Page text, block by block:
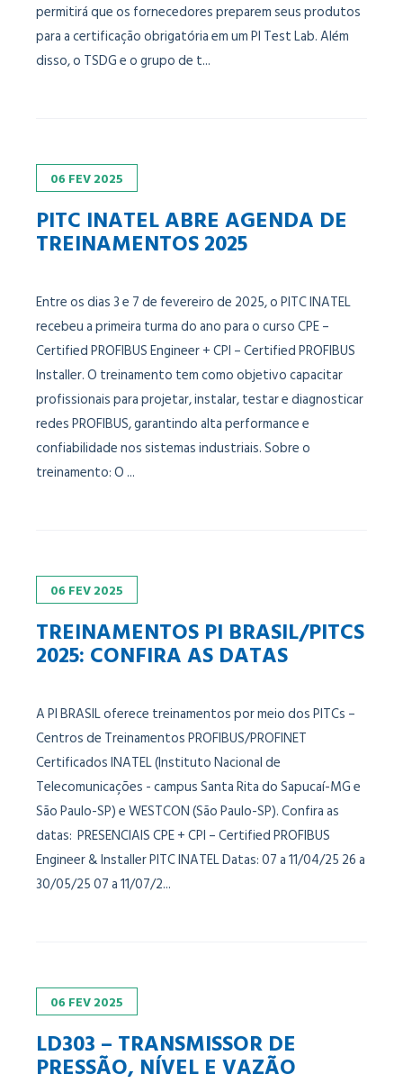
permitirá que os fornecedores preparem seus produtos
para a certificação obrigatória em um PI Test Lab. Além
disso, o TSDG e o grupo de t...
06 FEV2025
PITC INATEL ABRE AGENDA DE
TREINAMENTOS 2025
Entre os dias 3 e 7 de fevereiro de 2025, o PITC INATEL
recebeu a primeira turma do ano para o curso CPE –
Certified PROFIBUS Engineer + CPI – Certified PROFIBUS
Installer. O treinamento tem como objetivo capacitar
profissionais para projetar, instalar, testar e diagnosticar
redes PROFIBUS, garantindo alta performance e
confiabilidade nos sistemas industriais. Sobre o
treinamento: O ...
06 FEV2025
TREINAMENTOS PI BRASIL/PITCS
2025: CONFIRA AS DATAS
A PI BRASIL oferece treinamentos por meio dos PITCs –
Centros de Treinamentos PROFIBUS/PROFINET
Certificados INATEL (Instituto Nacional de
Telecomunicações - campus Santa Rita do Sapucaí-MG e
São Paulo-SP) e WESTCON (São Paulo-SP). Confira as
datas: PRESENCIAIS CPE + CPI – Certified PROFIBUS
Engineer & Installer PITC INATEL Datas: 07 a 11/04/25 26 a
30/05/25 07 a 11/07/2...
06 FEV2025
LD303 – TRANSMISSOR DE
PRESSÃO, NÍVEL E VAZÃO